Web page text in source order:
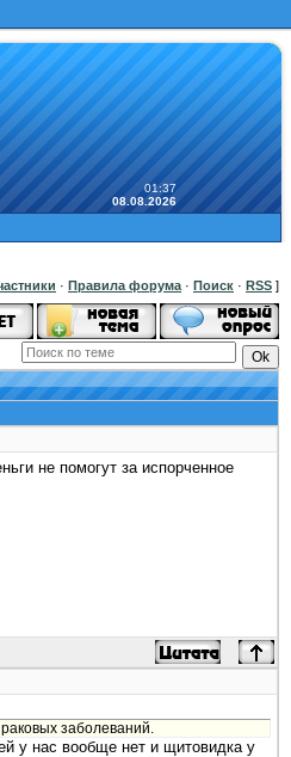
01:37
08.08.2026
· Правила форума · Поиск · RSS ]
не помогут за испорченное
заболеваний.
у нас вообще нет и щитовидка у